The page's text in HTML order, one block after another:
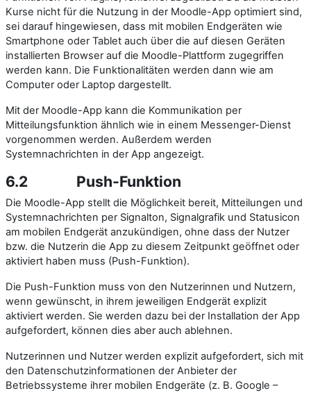
Kurse nicht für die Nutzung in der Moodle-App optimiert sind,
sei darauf hingewiesen, dass mit mobilen Endgeräten wie
Smartphone oder Tablet auch über die auf diesen Geräten
installierten Browser auf die Moodle-Plattform zugegriffen
werden kann. Die Funktionalitäten werden dann wie am
Computer oder Laptop dargestellt.
Mit der Moodle-App kann die Kommunikation per
Mitteilungsfunktion ähnlich wie in einem Messenger-Dienst
vorgenommen werden. Außerdem werden
Systemnachrichten in der App angezeigt.
6.2 Push-Funktion
Die Moodle-App stellt die Möglichkeit bereit, Mitteilungen und
Systemnachrichten per Signalton, Signalgrafik und Statusicon
am mobilen Endgerät anzukündigen, ohne dass der Nutzer
bzw. die Nutzerin die App zu diesem Zeitpunkt geöffnet oder
aktiviert haben muss (Push-Funktion).
Die Push-Funktion muss von den Nutzerinnen und Nutzern,
wenn gewünscht, in ihrem jeweiligen Endgerät explizit
aktiviert werden. Sie werden dazu bei der Installation der App
aufgefordert, können dies aber auch ablehnen.
Nutzerinnen und Nutzer werden explizit aufgefordert, sich mit
den Datenschutzinformationen der Anbieter der
Betriebssysteme ihrer mobilen Endgeräte (z. B. Google –